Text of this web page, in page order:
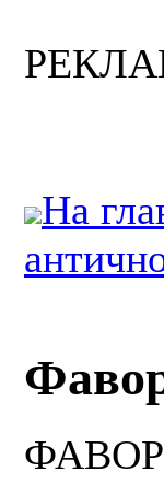
На